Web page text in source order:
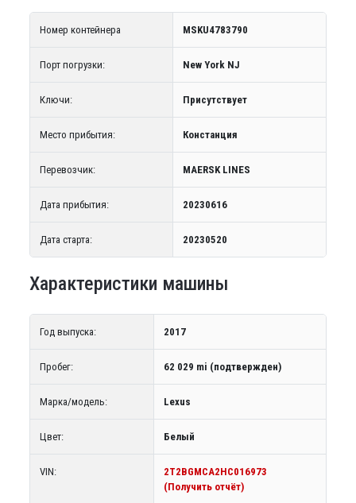
Номер контейнера MSKU4783790
Порт погрузки: New York NJ
Ключи: Присутствует
Место прибытия: Констанция
Перевозчик: MAERSK LINES
Дата прибытия: 20230616
Дата старта: 20230520
Характеристики машины
Год выпуска: 2017
Пробег: 62 029 mi (подтвержден)
Марка/модель: Lexus
Цвет: Белый
VIN:
2T2BGMCA2HC016973
(Получить отчёт)